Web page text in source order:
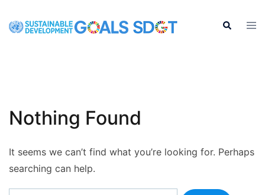
Search
Nothing Found
It seems we can’t find what you’re looking for. Perhaps
searching can help.